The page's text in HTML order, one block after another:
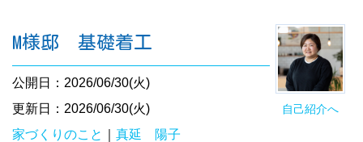
自己紹介へ
M様邸 基礎着工
公開日：2026/06/30(火)
更新日：2026/06/30(火)
家づくりのこと
真延 陽子